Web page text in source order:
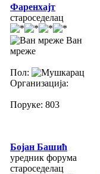
Фаренхајт
староседелац
Ван
мреже
Пол:
Организација:
Поруке: 803
Бојан Башић
уредник форума
староседелац